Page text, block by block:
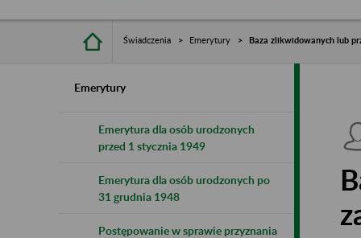
Świadczenia Emerytury Baza zlikwidowanych lub
Emerytury
Emerytura dla osób urodzonych
przed 1 stycznia 1949
Emerytura dla osób urodzonych po
31 grudnia 1948
Postępowanie w sprawie przyznania